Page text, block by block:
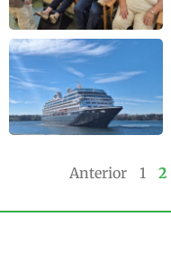
Anterior 1 2